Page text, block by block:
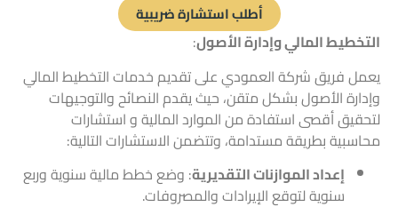
أطلب استشارة ضريبية
التخطيط المالي وإدارة الأصول:
يعمل فريق شركة العمودي على تقديمخدمات التخطيط المالي
وإدارة الأصول بشكل متقن، حيث يقدم النصائح والتوجيهات
لتحقيق أقصى استفادة من الموارد المالية و استشارات
محاسبية بطريقة مستدامة، وتتضمن الاستشارات التالية:
إعداد الموازنات التقديرية: وضع خطط مالية سنوية وربع
سنوية لتوقع الإيرادات والمصروفات.